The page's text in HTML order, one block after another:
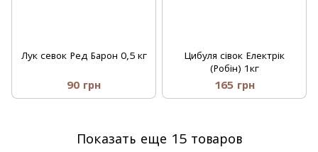
Лук севок Ред Барон 0,5 кг
90 грн
Цибуля сівок Електрік
(Робін) 1кг
165 грн
Показать еще 15 товаров